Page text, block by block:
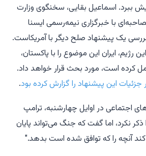
ببرد. اسماعیل بقایی، سخنگوی وزارت
با خبرگزاری نیمه‌رسمی ایسنا
یک پیشنهاد صلح دیگر با آمریکاست.
رژیم، ایران این موضوع را با پاکستان،
کرده است، مورد بحث قرار خواهد داد.
این پیشنهاد را گزارش کرده بود.
اجتماعی در اوایل چهارشنبه، ترامپ
نکرد، اما گفت که جنگ می‌تواند پایان
کند آنچه را که توافق شده است بدهد."